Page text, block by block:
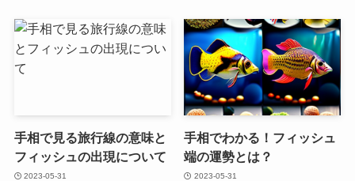
手相で見る旅行線の意味と
フィッシュの出現について
2023-05-31
手相でわかる！フィッシュ
端の運勢とは？
2023-05-31